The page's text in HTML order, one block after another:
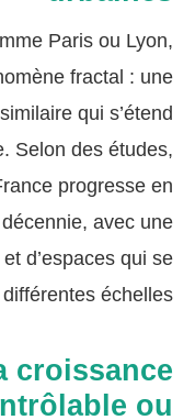
Paris ou Lyon,
fractal : une
qui s’étend
Selon des études,
progresse en
avec une
d’espaces qui se
échelles.
croissance
ou